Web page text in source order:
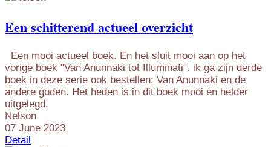
Een schitterend actueel overzicht
Een mooi actueel boek. En het sluit mooi aan op het
vorige boek "Van Anunnaki tot Illuminati". ik ga zijn derde
boek in deze serie ook bestellen: Van Anunnaki en de
andere goden. Het heden is in dit boek mooi en helder
uitgelegd.
Nelson
07 June 2023
Detail